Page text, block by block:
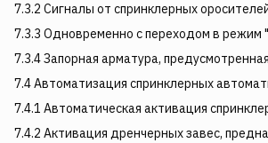
7.3.2 Сигналы от спринклерных
7.3.3 Одновременно с переходом в
7.3.4 Запорная арматура,
7.4 Автоматизация спринклерных
7.4.1 Автоматическая активация
7.4.2 Активация дренчерных завес,